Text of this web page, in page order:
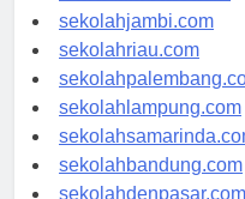
sekolahindonesia.id
sekolahjambi.com
sekolahriau.com
sekolahlampung.com
sekolahbandung.com